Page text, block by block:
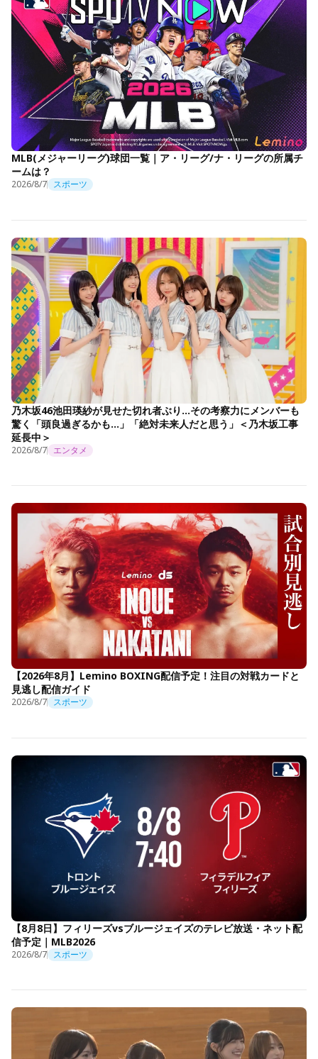
MLB(メジャーリーグ)球団一覧｜ア・リーグ/ナ・リーグの所属チ
ームは？
2026/8/7 スポーツ
乃木坂46池田瑛紗が見せた切れ者ぶり…その考察力にメンバーも
驚く「頭良過ぎるかも…」「絶対未来人だと思う」＜乃木坂工事
延長中＞
2026/8/7 エンタメ
【2026年8月】Lemino BOXING配信予定！注目の対戦カードと
見逃し配信ガイド
2026/8/7 スポーツ
【8月8日】フィリーズvsブルージェイズのテレビ放送・ネット配
信予定｜MLB2026
2026/8/7 スポーツ